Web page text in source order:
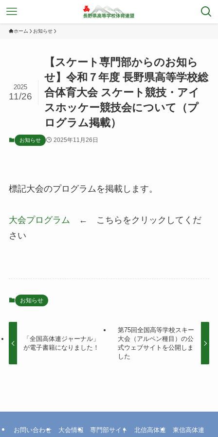
ホーム お知らせ
【スケート専門部からのお知ら
せ】令和７年度 長野県高等学校総
合体育大会 スケート競技・アイ
スホッケー競技会について（プ
ログラム掲載）
2025
11/26
お知らせ 2025年11月26日
標記大会のプログラムを掲載します。
大会プログラム ← こちらをクリックしてくだ
さい
お知らせ
「全国高体連ジャーナル」
が電子書籍になりました！
第75回全国高等学校スキー
大会（アルペン種目）の公
式ウェブサイトを公開しま
した
お問い合わせ 大会情報 専門部サイト 北信高体連 東信高体連